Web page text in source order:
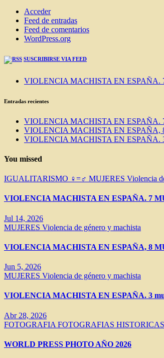
Acceder
Feed de entradas
Feed de comentarios
WordPress.org
SUSCRIBIRSE VIA FEED
VIOLENCIA MACHISTA EN ESPAÑA.
Entradas recientes
VIOLENCIA MACHISTA EN ESPAÑA.
VIOLENCIA MACHISTA EN ESPAÑA,
VIOLENCIA MACHISTA EN ESPAÑA. 3
You missed
IGUALITARISMO ♀=♂ MUJERES Violencia
VIOLENCIA MACHISTA EN ESPAÑA. 7
Jul 14, 2026
MUJERES Violencia de género y machista
VIOLENCIA MACHISTA EN ESPAÑA, 8
Jun 5, 2026
MUJERES Violencia de género y machista
VIOLENCIA MACHISTA EN ESPAÑA. 3
Abr 28, 2026
FOTOGRAFIA FOTOGRAFIAS HISTORICAS
WORLD PRESS PHOTO AÑO 2026